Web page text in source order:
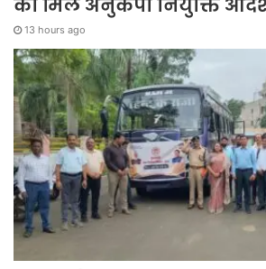
को मिले अनुकंपा नियुक्ति
13 hours ago